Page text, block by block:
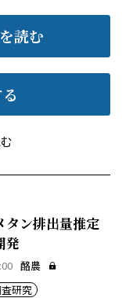
読む
タン排出量推定
発
酪農
研究